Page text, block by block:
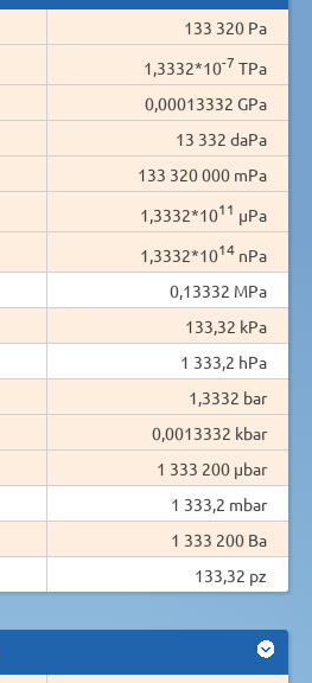
133 320 Pa
1,3332*10-7 TPa
0,00013332 GPa
13 332 daPa
133 320 000 mPa
1,3332*1011 µPa
1,3332*1014 nPa
0,13332 MPa
133,32 kPa
1 333,2 hPa
1,3332 bar
0,0013332 kbar
1 333 200 µbar
1 333,2 mbar
1 333 200 Ba
133,32 pz